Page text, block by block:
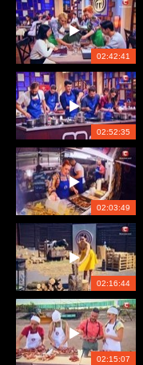
02:42:41
02:52:35
02:03:49
02:16:44
02:15:07